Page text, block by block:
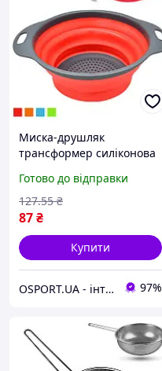
Миска-друшляк
трансформер силіконова
Stenson (MH-3824S)
Готово до відправки
87₴
127.55 ₴
Купити
OSPORT.UA - інтернет магазин спортивних товарів 97%